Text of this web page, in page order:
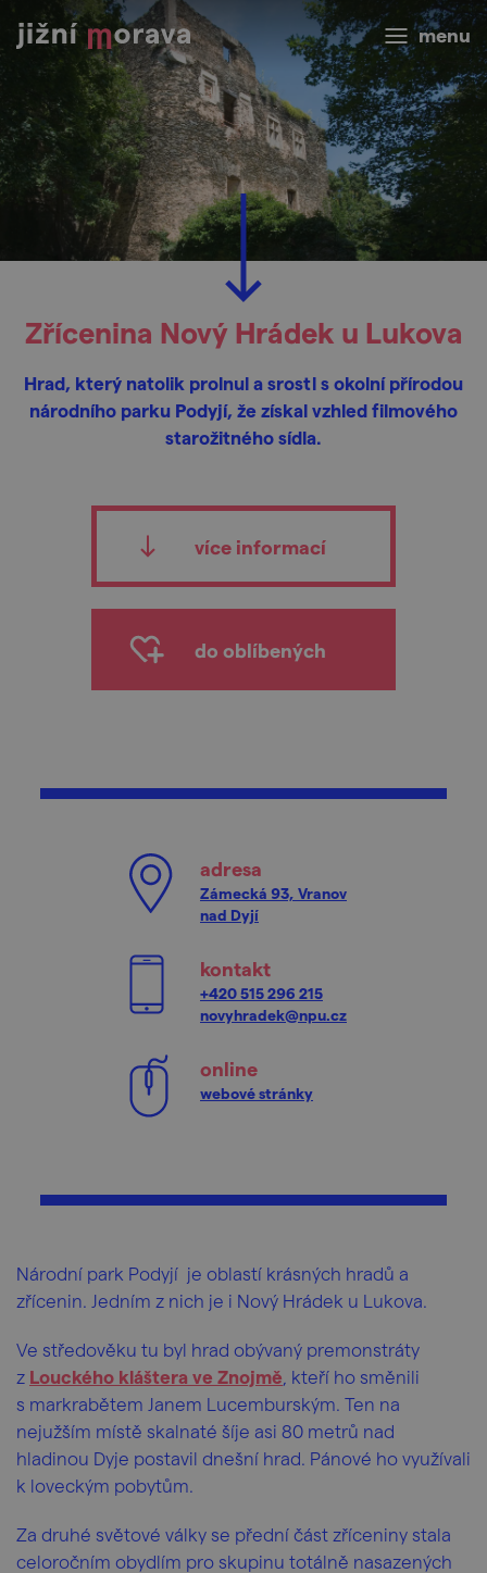
menu
Zřícenina Nový Hrádek u Lukova
Hrad, který natolik prolnul a srostl s okolní přírodou
národního parku Podyjí, že získal vzhled filmového
starožitného sídla.
více informací
do oblíbených
adresa
Zámecká 93, Vranov
nad Dyjí
kontakt
+420 515 296 215
novyhradek@npu.cz
online
webové stránky
Národní park Podyjí je oblastí krásných hradů a
zřícenin. Jedním z nich je i Nový Hrádek u Lukova.
Ve středověku tu byl hrad obývaný premonstráty
z Louckého kláštera ve Znojmě , kteří ho směnili
s markrabětem Janem Lucemburským. Ten na
nejužším místě skalnaté šíje asi 80 metrů nad
hladinou Dyje postavil dnešní hrad. Pánové ho využívali
k loveckým pobytům.
Za druhé světové války se přední část zříceniny stala
celoročním obydlím pro skupinu totálně nasazených